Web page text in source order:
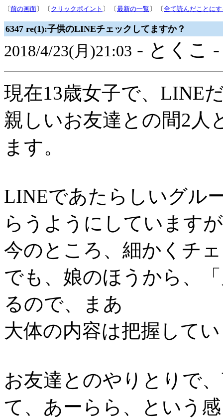
〔前の画面〕 〔 クリックポイント 〕 〔最新の一覧 〕 〔全て読んだことに
6347 re(1):子供のLINEチェックしてますか？
2018/4/23(月)21:03 - とくこ
現在13歳女子で、LINE
親しいお友達との間2人
ます。
LINEであたらしいグル
らうようにしていますが
今のところ、細かくチ
でも、娘のほうから、
るので、まあ
大体の内容は把握して
お友達とのやりとりで
て、あーらら、という